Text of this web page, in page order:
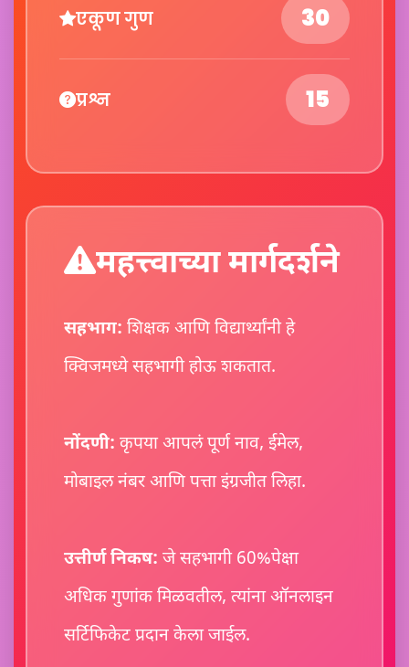
एकूण गुण 30
प्रश्न 15
महत्त्वाच्या मार्गदर्शने
सहभाग: शिक्षक आणि विद्यार्थ्यांनी हे
क्विजमध्ये सहभागी होऊ शकतात.
नोंदणी: कृपया आपलं पूर्ण नाव, ईमेल,
मोबाइल नंबर आणि पत्ता इंग्रजीत लिहा.
उत्तीर्ण निकष: जे सहभागी 60%पेक्षा
अधिक गुणांक मिळवतील, त्यांना ऑनलाइन
सर्टिफिकेट प्रदान केला जाईल.